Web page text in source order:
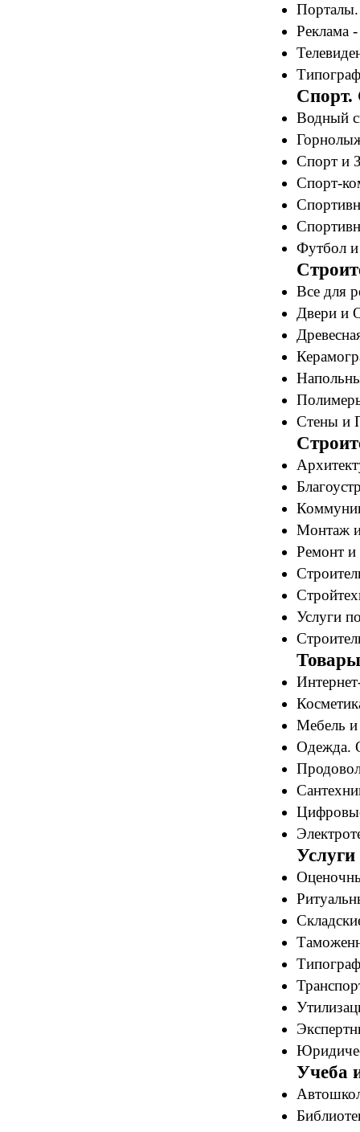
Реклама -
Спорт.
Водный
Спорт и
Спорт-
Футбол
Все для
Двери и
Стены и
Монтаж
Ремонт и
Услуги
Мебель
Одежда.
Учеба